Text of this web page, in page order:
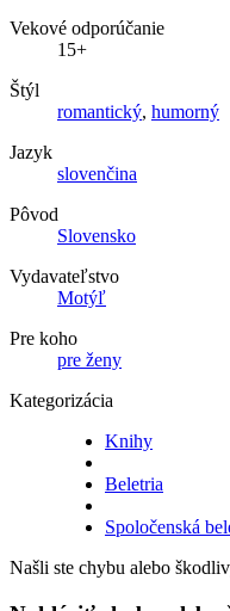
Vekové odporúčanie
15+
Štýl
romantický, humorný
Jazyk
slovenčina
Pôvod
Slovensko
Vydavateľstvo
Motýľ
Pre koho
pre ženy
Kategorizácia
Knihy
Beletria
Spoločenská
Našli ste chybu alebo